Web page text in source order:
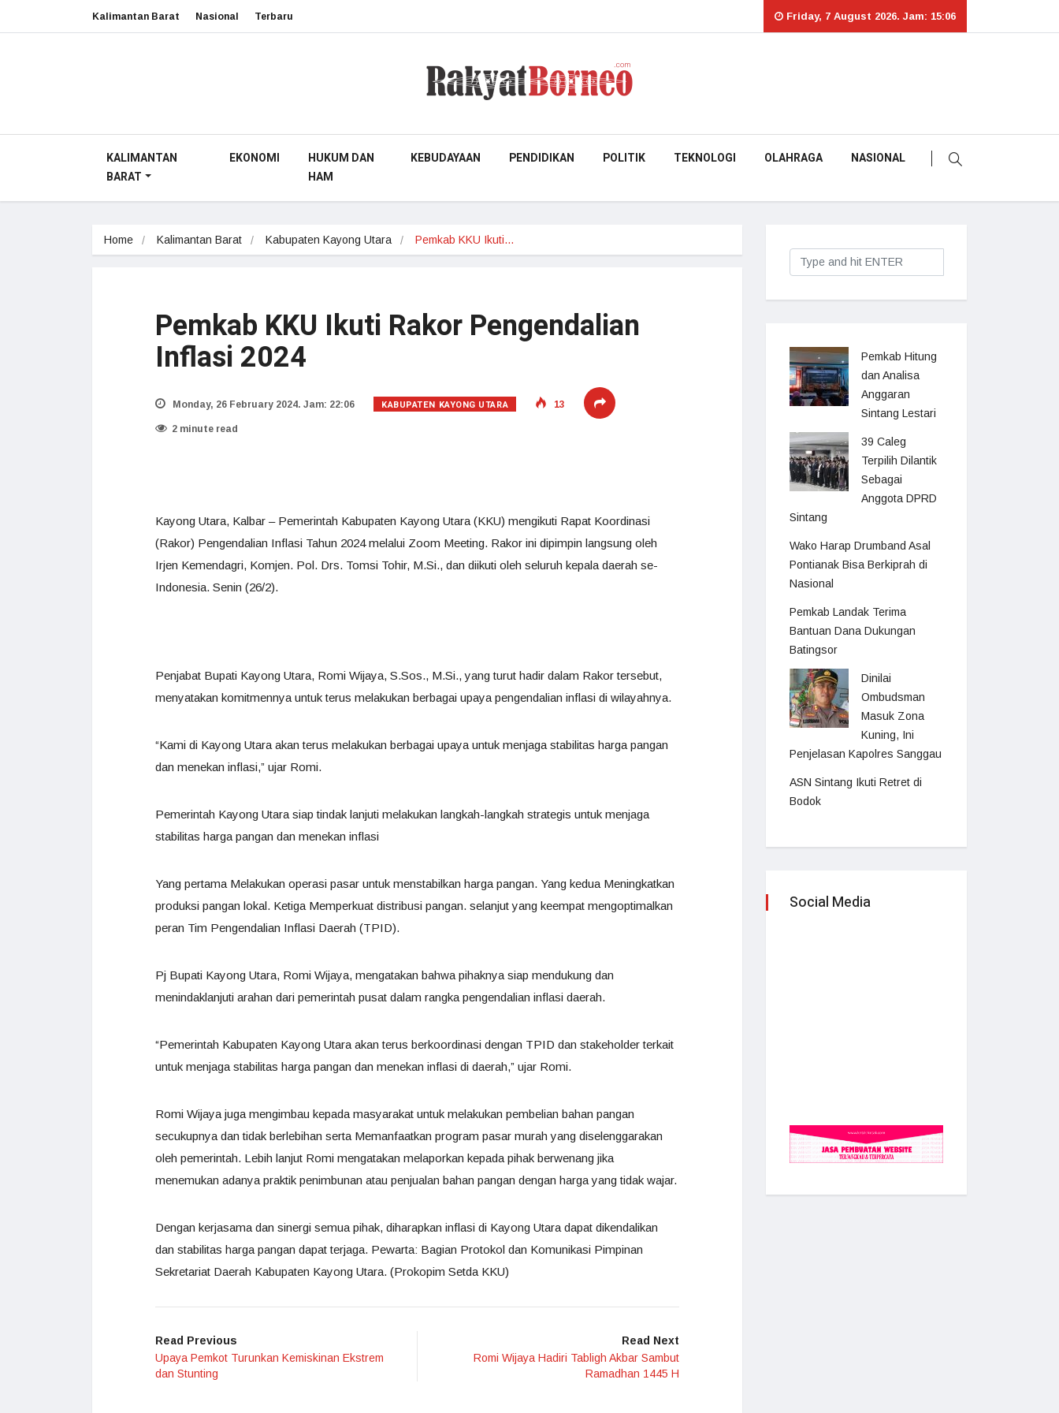
Kalimantan Barat Nasional Terbaru Friday, 7 August 2026. Jam: 15:06
KALIMANTAN
BARAT
EKONOMI
HUKUM DAN
HAM
KEBUDAYAAN PENDIDIKAN POLITIK TEKNOLOGI OLAHRAGA NASIONAL
Home Kalimantan Barat Kabupaten Kayong Utara Pemkab KKU Ikuti…
Pemkab KKU Ikuti Rakor Pengendalian
Inflasi 2024
Monday, 26 February 2024. Jam: 22:06 KABUPATEN KAYONG UTARA 13
2 minute read
Kayong Utara, Kalbar – Pemerintah Kabupaten Kayong Utara (KKU) mengikuti Rapat Koordinasi
(Rakor) Pengendalian Inflasi Tahun 2024 melalui Zoom Meeting. Rakor ini dipimpin langsung oleh
Irjen Kemendagri, Komjen. Pol. Drs. Tomsi Tohir, M.Si., dan diikuti oleh seluruh kepala daerah se-
Indonesia. Senin (26/2).
Penjabat Bupati Kayong Utara, Romi Wijaya, S.Sos., M.Si., yang turut hadir dalam Rakor tersebut,
menyatakan komitmennya untuk terus melakukan berbagai upaya pengendalian inflasi di wilayahnya.
“Kami di Kayong Utara akan terus melakukan berbagai upaya untuk menjaga stabilitas harga pangan
dan menekan inflasi,” ujar Romi.
Pemerintah Kayong Utara siap tindak lanjuti melakukan langkah-langkah strategis untuk menjaga
stabilitas harga pangan dan menekan inflasi
Yang pertama Melakukan operasi pasar untuk menstabilkan harga pangan. Yang kedua Meningkatkan
produksi pangan lokal. Ketiga Memperkuat distribusi pangan. selanjut yang keempat mengoptimalkan
peran Tim Pengendalian Inflasi Daerah (TPID).
Pj Bupati Kayong Utara, Romi Wijaya, mengatakan bahwa pihaknya siap mendukung dan
menindaklanjuti arahan dari pemerintah pusat dalam rangka pengendalian inflasi daerah.
“Pemerintah Kabupaten Kayong Utara akan terus berkoordinasi dengan TPID dan stakeholder terkait
untuk menjaga stabilitas harga pangan dan menekan inflasi di daerah,” ujar Romi.
Romi Wijaya juga mengimbau kepada masyarakat untuk melakukan pembelian bahan pangan
secukupnya dan tidak berlebihan serta Memanfaatkan program pasar murah yang diselenggarakan
oleh pemerintah. Lebih lanjut Romi mengatakan melaporkan kepada pihak berwenang jika
menemukan adanya praktik penimbunan atau penjualan bahan pangan dengan harga yang tidak wajar.
Dengan kerjasama dan sinergi semua pihak, diharapkan inflasi di Kayong Utara dapat dikendalikan
dan stabilitas harga pangan dapat terjaga. Pewarta: Bagian Protokol dan Komunikasi Pimpinan
Sekretariat Daerah Kabupaten Kayong Utara. (Prokopim Setda KKU)
Read Previous
Upaya Pemkot Turunkan Kemiskinan Ekstrem
dan Stunting
Read Next
Romi Wijaya Hadiri Tabligh Akbar Sambut
Ramadhan 1445 H
Pemkab Hitung
dan Analisa
Anggaran
Sintang Lestari
39 Caleg
Terpilih Dilantik
Sebagai
Anggota DPRD
Sintang
Wako Harap Drumband Asal
Pontianak Bisa Berkiprah di
Nasional
Pemkab Landak Terima
Bantuan Dana Dukungan
Batingsor
Dinilai
Ombudsman
Masuk Zona
Kuning, Ini
Penjelasan Kapolres Sanggau
ASN Sintang Ikuti Retret di
Bodok
Social Media